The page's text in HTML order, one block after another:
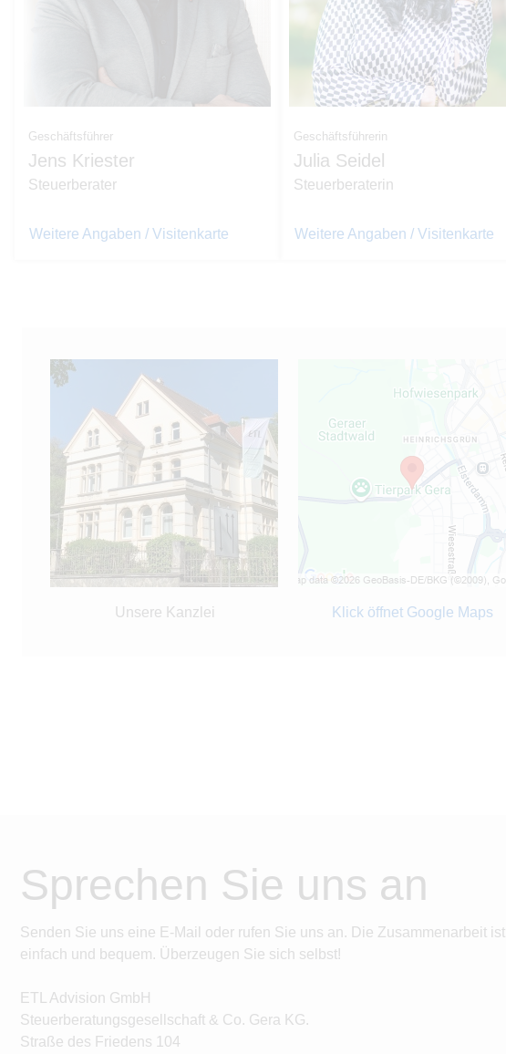
Geschäftsführer
Jens Kriester
Steuerberater
Weitere Angaben / Visitenkarte
Geschäftsführerin
Julia Seidel
Steuerberaterin
Weitere Angaben / Visitenkarte
Unsere Kanzlei Klick öffnet Google Maps
Sprechen Sie uns an
Senden Sie uns eine E-Mail oder rufen Sie uns an. Die Zusammenarbeit ist
einfach und bequem. Überzeugen Sie sich selbst!
ETL Advision GmbH
Steuerberatungsgesellschaft & Co. Gera KG.
Straße des Friedens 104